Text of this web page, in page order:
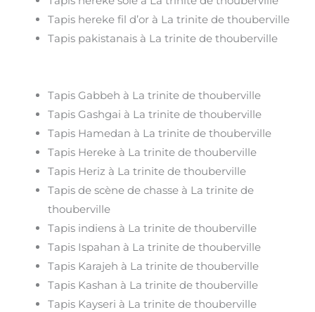
Tapis hereke fil d’or à La trinite de thouberville
Tapis pakistanais à La trinite de thouberville
Tapis Gabbeh à La trinite de thouberville
Tapis Gashgai à La trinite de thouberville
Tapis Hamedan à La trinite de thouberville
Tapis Hereke à La trinite de thouberville
Tapis Heriz à La trinite de thouberville
Tapis de scène de chasse à La trinite de
thouberville
Tapis indiens à La trinite de thouberville
Tapis Ispahan à La trinite de thouberville
Tapis Karajeh à La trinite de thouberville
Tapis Kashan à La trinite de thouberville
Tapis Kayseri à La trinite de thouberville